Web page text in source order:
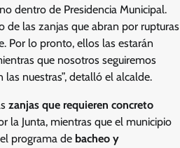
dentro de Presidencia Municipal.
de las zanjas que abran por rupturas
Por lo pronto, ellos las estarán
que nosotros seguiremos
nuestras”, detalló el alcalde.
zanjas que requieren concreto
la Junta, mientras que el municipio
programa de bacheo y